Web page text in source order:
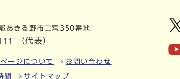
あきる野市二宮350番地
（代表）
ージについて お問い合わせ
間 サイトマップ